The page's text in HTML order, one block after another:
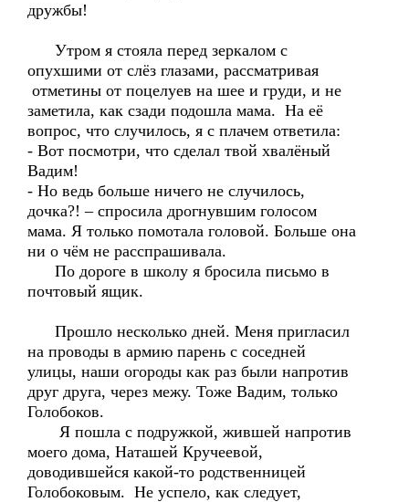
дружбы!
Утром я стояла перед зеркалом с
опухшими от слёз глазами, рассматривая
отметины от поцелуев на шее и груди, и не
заметила, как сзади подошла мама. На её
вопрос, что случилось, я с плачем ответила:
- Вот посмотри, что сделал твой хвалёный
Вадим!
- Но ведь больше ничего не случилось,
дочка?! – спросила дрогнувшим голосом
мама. Я только помотала головой. Больше она
ни о чём не расспрашивала.
По дороге в школу я бросила письмо в
почтовый ящик.
Прошло несколько дней. Меня пригласил
на проводы в армию парень с соседней
улицы, наши огороды как раз были напротив
друг друга, через межу. Тоже Вадим, только
Голобоков.
Я пошла с подружкой, жившей напротив
моего дома, Наташей Кручеевой,
доводившейся какой-то родственницей
Голобоковым. Не успело, как следует,